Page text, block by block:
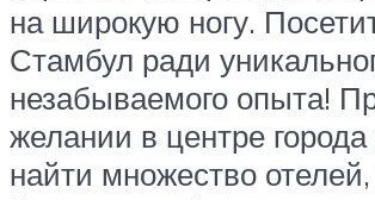
на широкую ногу.
Стамбул ради
незабываемого опыта!
желании в центре
найти множество